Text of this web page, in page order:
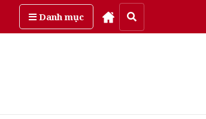
Danh mụcThứ năm, ngày 6/08/2026